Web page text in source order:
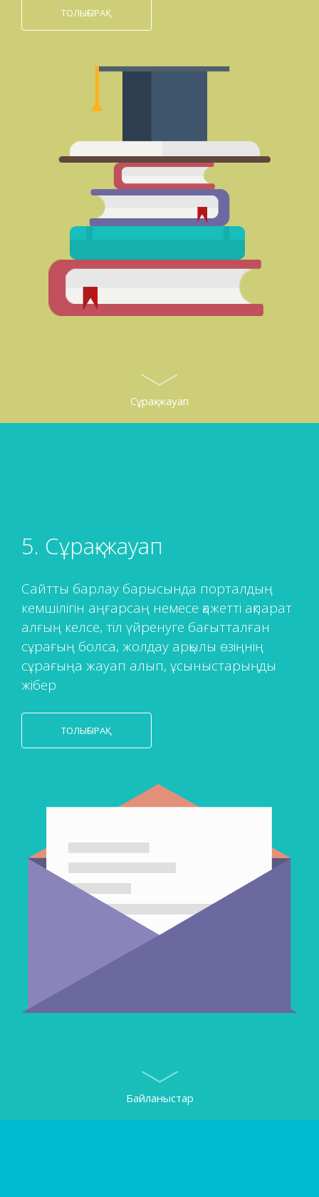
ТОЛЫҒЫРАҚ
Сұрақ-жауап
5. Сұрақ-жауап
Сайтты барлау барысында порталдың
кемшілігін аңғарсаң немесе қажетті ақпарат
алғың келсе, тіл үйренуге бағытталған
сұрағың болса, жолдау арқылы өзіңнің
сұрағыңа жауап алып, ұсыныстарыңды
жібер
ТОЛЫҒЫРАҚ
Байланыстар